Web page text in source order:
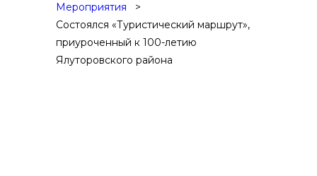
Мероприятия
Состоялся «Туристический маршрут»,
приуроченный к 100-летию
Ялуторовского района